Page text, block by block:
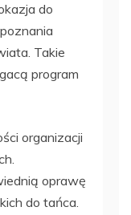
do
Takie
program
organizacji
oprawę
do tańca.